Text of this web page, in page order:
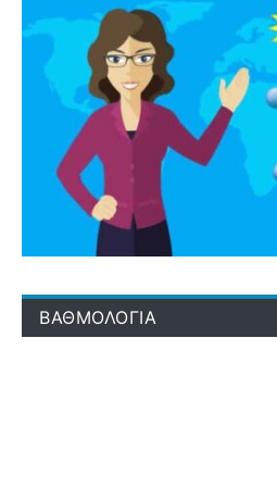
ΒΑΘΜΟΛΟΓΙΑ